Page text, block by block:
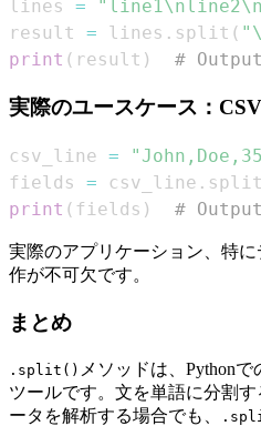
lines =
result = lines . split (
print ( result ) #
実際のユースケース：
csv_line =
fields = csv_line . split
print ( fields ) #
実際のアプリケーション、特
作が不可欠です。
まとめ
.split() メソッドは、Python
ツールです。文を単語に分割
ータを解析する場合でも、